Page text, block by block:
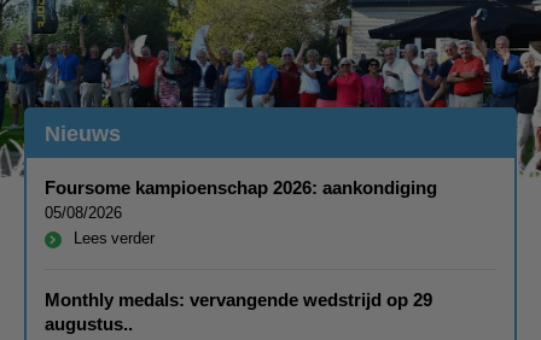
Nieuws
Foursome kampioenschap 2026: aankondiging
05/08/2026
Lees verder
Monthly medals: vervangende wedstrijd op 29
augustus..